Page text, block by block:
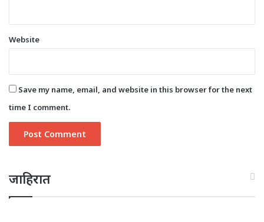
Website
Save my name, email, and website in this browser for the next
time I comment.
जाहिरात